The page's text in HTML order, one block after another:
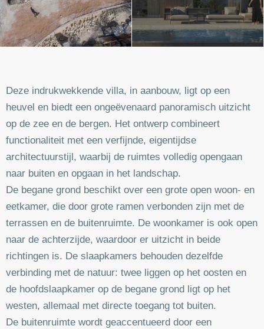
Deze indrukwekkende villa, in aanbouw, ligt op een
heuvel en biedt een ongeëvenaard panoramisch uitzicht
op de zee en de bergen. Het ontwerp combineert
functionaliteit met een verfijnde, eigentijdse
architectuurstijl, waarbij de ruimtes volledig opengaan
naar buiten en opgaan in het landschap.
De begane grond beschikt over een grote open woon- en
eetkamer, die door grote ramen verbonden zijn met de
terrassen en de buitenruimte. De woonkamer is ook open
naar de achterzijde, waardoor er uitzicht in beide
richtingen is. De slaapkamers behouden dezelfde
verbinding met de natuur: twee liggen op het oosten en
de hoofdslaapkamer op de begane grond ligt op het
westen, allemaal met directe toegang tot buiten.
De buitenruimte wordt geaccentueerd door een